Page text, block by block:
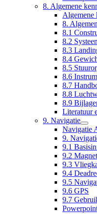
8. Algemene
Algemene
8.
8.1
8.2
8.3
8.4
8.5
8.6
8.7
8.8
8.9
Literatuur
9. Navigatie
Navigatie
9.
9.1
9.2
9.3
9.4
9.5
9.6 GPS
9.7